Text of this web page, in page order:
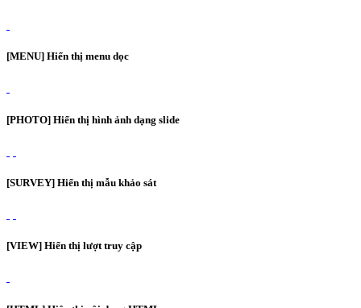
[MENU] Hiển thị menu dọc
[PHOTO] Hiển thị hình ảnh dạng slide
[SURVEY] Hiển thị mẫu khảo sát
[VIEW] Hiển thị lượt truy cập